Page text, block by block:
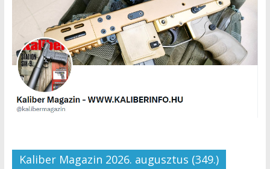
Kaliber Magazin 2026. augusztus (349.)